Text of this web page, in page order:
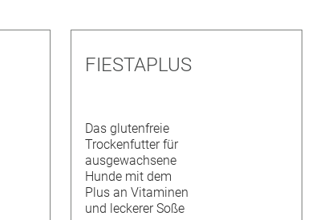
FIESTAPLUS
Das glutenfreie
Trockenfutter für
ausgewachsene
Hunde mit dem
Plus an Vitaminen
und leckerer Soße